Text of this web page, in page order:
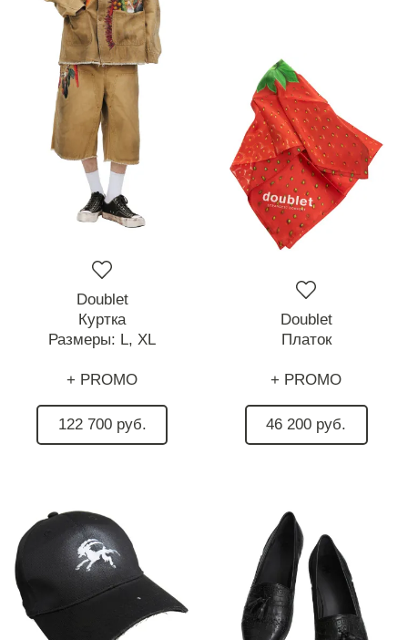
Doublet
Куртка
Размеры: L, XL
+ PROMO
122 700 руб.
Doublet
Платок
+ PROMO
46 200 руб.